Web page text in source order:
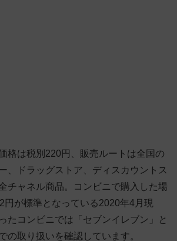
格は税別220円、販売ルートは全国の
、ドラッグストア、ディスカウントス
チャネル商品。コンビニで購入した場
円が標準となっている2020年4月現
たコンビニでは「セブンイレブン」と
の取り扱いを確認しています。